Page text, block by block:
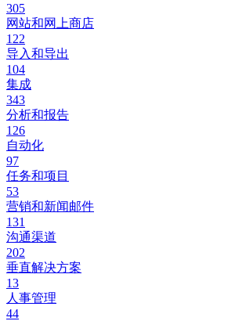
305
网站和网上商店
122
导入和导出
104
集成
343
分析和报告
126
自动化
97
任务和项目
53
营销和新闻邮件
131
沟通渠道
202
垂直解决方案
13
人事管理
44